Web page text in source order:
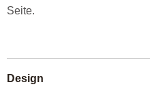
Seite.
Design